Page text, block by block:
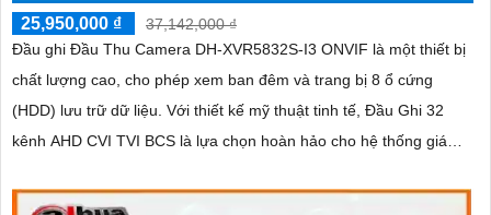
25,950,000 ₫
37,142,000 ₫
Đầu ghi Đầu Thu Camera DH-XVR5832S-I3 ONVIF là một thiết bị
chất lượng cao, cho phép xem ban đêm và trang bị 8 ổ cứng
(HDD) lưu trữ dữ liệu. Với thiết kế mỹ thuật tinh tế, Đầu Ghi 32
kênh AHD CVI TVI BCS là lựa chọn hoàn hảo cho hệ thống giám